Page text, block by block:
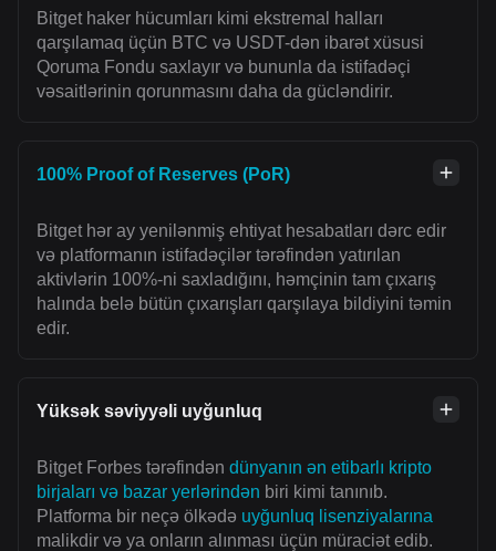
Bitget haker hücumları kimi ekstremal halları
qarşılamaq üçün BTC və USDT-dən ibarət xüsusi
Qoruma Fondu saxlayır və bununla da istifadəçi
vəsaitlərinin qorunmasını daha da gücləndirir.
100% Proof of Reserves (PoR)
Bitget hər ay yenilənmiş ehtiyat hesabatları dərc edir
və platformanın istifadəçilər tərəfindən yatırılan
aktivlərin 100%-ni saxladığını, həmçinin tam çıxarış
halında belə bütün çıxarışları qarşılaya bildiyini təmin
edir.
Yüksək səviyyəli uyğunluq
Bitget Forbes tərəfindən dünyanın ən etibarlı kripto
birjaları və bazar yerlərindən biri kimi tanınıb.
Platforma bir neçə ölkədə uyğunluq lisenziyalarına
malikdir və ya onların alınması üçün müraciət edib.